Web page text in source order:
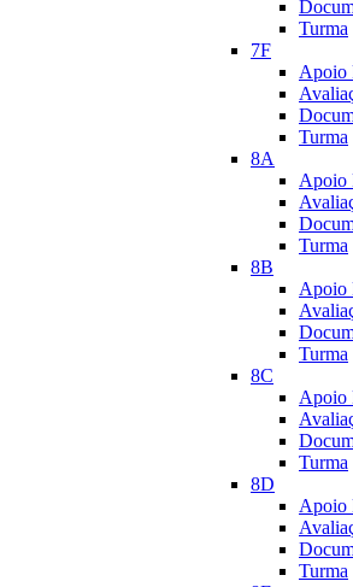
Turma
7F
Apoio
Turma
8A
Apoio
Turma
8B
Apoio
Turma
8C
Apoio
Turma
8D
Apoio
Turma